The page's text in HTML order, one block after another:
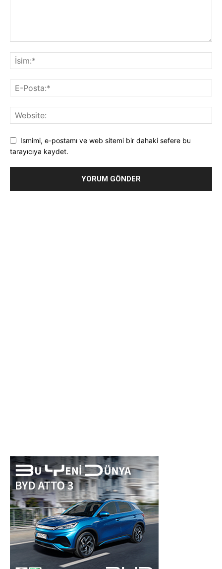
Ismimi, e-postamı ve web sitemi bir dahaki sefere bu
tarayıcıya kaydet.